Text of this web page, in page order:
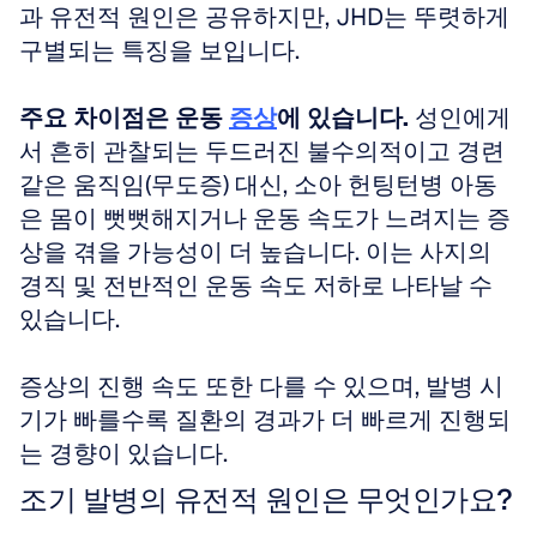
과 유전적 원인은 공유하지만, JHD는 뚜렷하게
구별되는 특징을 보입니다.
주요 차이점은 운동 증상에 있습니다. 성인에게
서 흔히 관찰되는 두드러진 불수의적이고 경련
같은 움직임(무도증) 대신, 소아 헌팅턴병 아동
은 몸이 뻣뻣해지거나 운동 속도가 느려지는 증
상을 겪을 가능성이 더 높습니다. 이는 사지의
경직 및 전반적인 운동 속도 저하로 나타날 수
있습니다.
증상의 진행 속도 또한 다를 수 있으며, 발병 시
기가 빠를수록 질환의 경과가 더 빠르게 진행되
는 경향이 있습니다.
조기 발병의 유전적 원인은 무엇인가요?